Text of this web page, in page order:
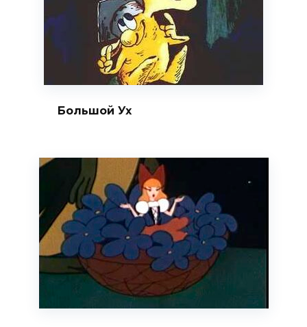
Большой Ух